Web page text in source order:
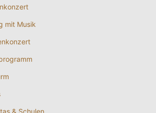
mit Musik
& Schulen